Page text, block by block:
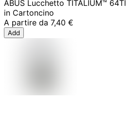
ABUS Lucchetto TITALIUM™
in Cartoncino
A partire da 7,40 €
Add